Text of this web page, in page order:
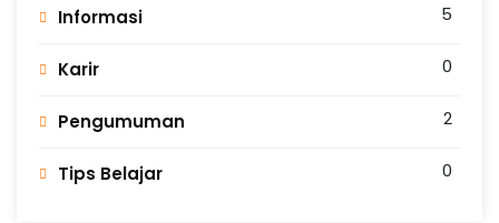
Informasi 5
Karir 0
Pengumuman 2
Tips Belajar 0